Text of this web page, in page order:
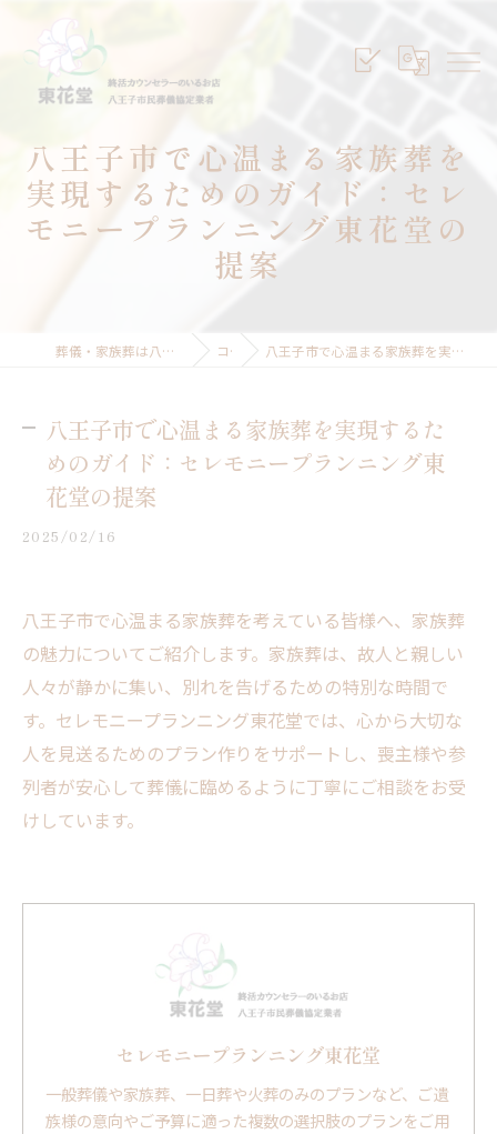
八王子市で心温まる家族葬を
実現するためのガイド：セレ
モニープランニング東花堂の
提案
葬儀・家族葬は八王子のセレモニープランニング東花堂 コラム 八王子市で心温まる家族葬を実現するためのガイド：セレモニープランニング東花堂の提案
八王子市で心温まる家族葬を実現するた
めのガイド：セレモニープランニング東
花堂の提案
2025/02/16
八王子市で心温まる家族葬を考えている皆様へ、家族葬
の魅力についてご紹介します。家族葬は、故人と親しい
人々が静かに集い、別れを告げるための特別な時間で
す。セレモニープランニング東花堂では、心から大切な
人を見送るためのプラン作りをサポートし、喪主様や参
列者が安心して葬儀に臨めるように丁寧にご相談をお受
けしています。
セレモニープランニング東花堂
一般葬儀や家族葬、一日葬や火葬のみのプランなど、ご遺
族様の意向やご予算に適った複数の選択肢のプランをご用